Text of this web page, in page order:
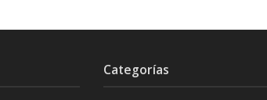
Categorías